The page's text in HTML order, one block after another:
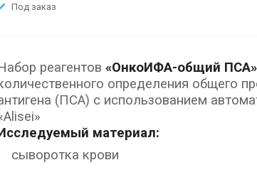
Под заказ
реагентов «ОнкоИФА-общий ПСА»
определения общего
(ПСА) с использованием
материал:
сыворотка крови